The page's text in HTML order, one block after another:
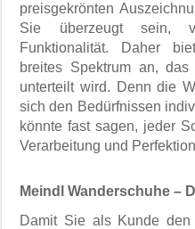
preisgekrönten
Sie überzeugt sein,
Funktionalität. Daher
breites Spektrum an,
unterteilt wird. Denn die
sich den Bedürfnissen
könnte fast sagen, jeder
Verarbeitung und
Meindl Wanderschuhe –
Damit Sie als Kunde den